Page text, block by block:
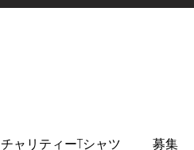
チャリティーTシャツ 募集